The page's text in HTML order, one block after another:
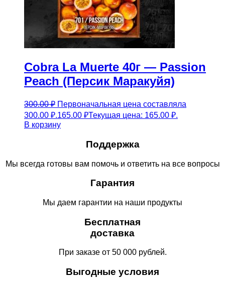
Cobra La Muerte 40г — Passion
Peach (Персик Маракуйя)
300.00₽ Первоначальная цена составляла
300.00 ₽.165.00 ₽Текущая цена: 165.00 ₽.
В корзину
Поддержка
Мы всегда готовы вам помочь и ответить на все вопросы
Гарантия
Мы даем гарантии на наши продукты
Бесплатная
доставка
При заказе от 50 000 рублей.
Выгодные условия